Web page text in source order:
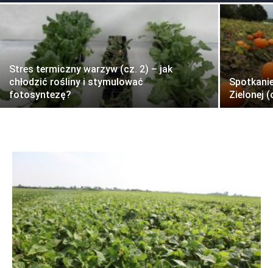
Stres termiczny warzyw (cz. 2) – jak
chłodzić rośliny i stymulować
fotosyntezę?
Zielonej